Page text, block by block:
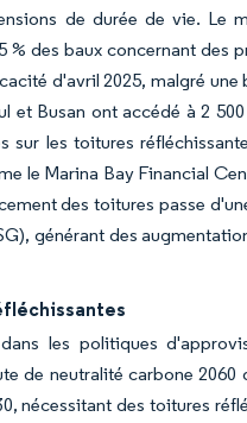
de durée de vie. Le
des baux concernant des
d'avril 2025, malgré une
et Busan ont accédé à 2
les toitures
le Marina Bay Financial
des toitures passe
générant des
les politiques
de neutralité carbone 2060
nécessitant des toitures